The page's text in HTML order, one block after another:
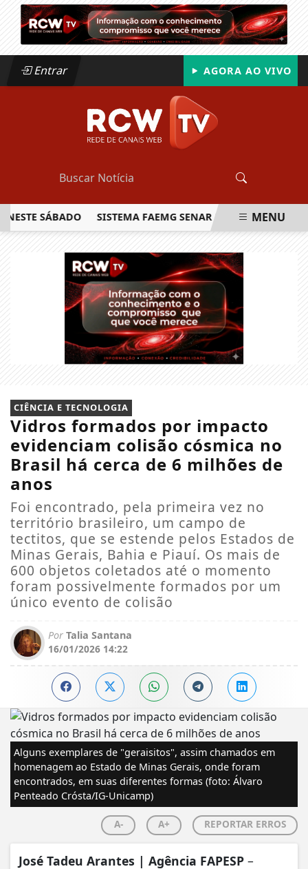
Entrar AGORA AO VIVO
SÁBADO SISTEMA FAEMG SENAR LANÇA O PRIMEIRO
MENU
CIÊNCIA E TECNOLOGIA
Vidros formados por impacto
evidenciam colisão cósmica no
Brasil há cerca de 6 milhões de
anos
Foi encontrado, pela primeira vez no
território brasileiro, um campo de
tectitos, que se estende pelos Estados de
Minas Gerais, Bahia e Piauí. Os mais de
600 objetos coletados até o momento
foram possivelmente formados por um
único evento de colisão
Por Talia Santana
16/01/2026 14:22
Alguns exemplares de "geraisitos", assim chamados em
homenagem ao Estado de Minas Gerais, onde foram
encontrados, em suas diferentes formas (foto: Álvaro
Penteado Crósta/IG-Unicamp)
A- A+ REPORTAR ERROS
José Tadeu Arantes | Agência FAPESP –